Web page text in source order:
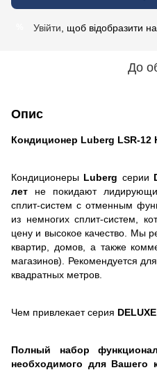
Увійти , щоб відобразити
До
Опис
Кондиционер Luberg LSR-12
Кондиционеры Luberg серии
лет не покидают
сплит-систем с отменным
из немногих сплит-систем,
цену и высокое качество. Мы
квартир, домов, а также
магазинов). Рекомендуется
квадратных метров.
Чем привлекает серия DELUXE
Полный набор
необходимого для